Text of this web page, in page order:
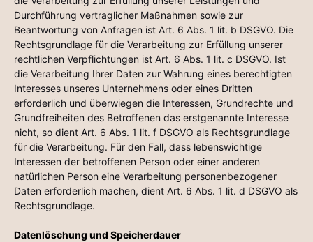
Durchführung vertraglicher Maßnahmen sowie zur
Beantwortung von Anfragen ist Art. 6 Abs. 1 lit. b DSGVO. Die
Rechtsgrundlage für die Verarbeitung zur Erfüllung unserer
rechtlichen Verpflichtungen ist Art. 6 Abs. 1 lit. c DSGVO. Ist
die Verarbeitung Ihrer Daten zur Wahrung eines berechtigten
Interesses unseres Unternehmens oder eines Dritten
erforderlich und überwiegen die Interessen, Grundrechte und
Grundfreiheiten des Betroffenen das erstgenannte Interesse
nicht, so dient Art. 6 Abs. 1 lit. f DSGVO als Rechtsgrundlage
für die Verarbeitung. Für den Fall, dass lebenswichtige
Interessen der betroffenen Person oder einer anderen
natürlichen Person eine Verarbeitung personenbezogener
Daten erforderlich machen, dient Art. 6 Abs. 1 lit. d DSGVO als
Rechtsgrundlage.
Datenlöschung und Speicherdauer